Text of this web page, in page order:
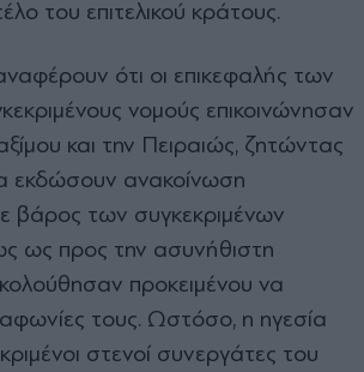
του επιτελικού κράτους.
ότι οι επικεφαλής των
νομούς επικοινώνησαν
και την Πειραιώς, ζητώντας
εκδώσουν ανακοίνωση
βάρος των συγκεκριμένων
ως προς την ασυνήθιστη
προκειμένου να
τους. Ωστόσο, η ηγεσία
στενοί συνεργάτες του